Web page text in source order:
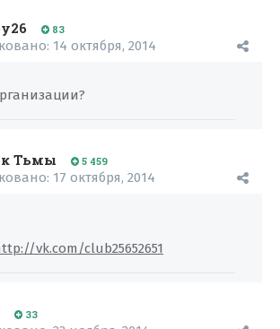
83
14 октября, 2014
Тьмы 5 459
17 октября, 2014
vk.com/club25652651
33